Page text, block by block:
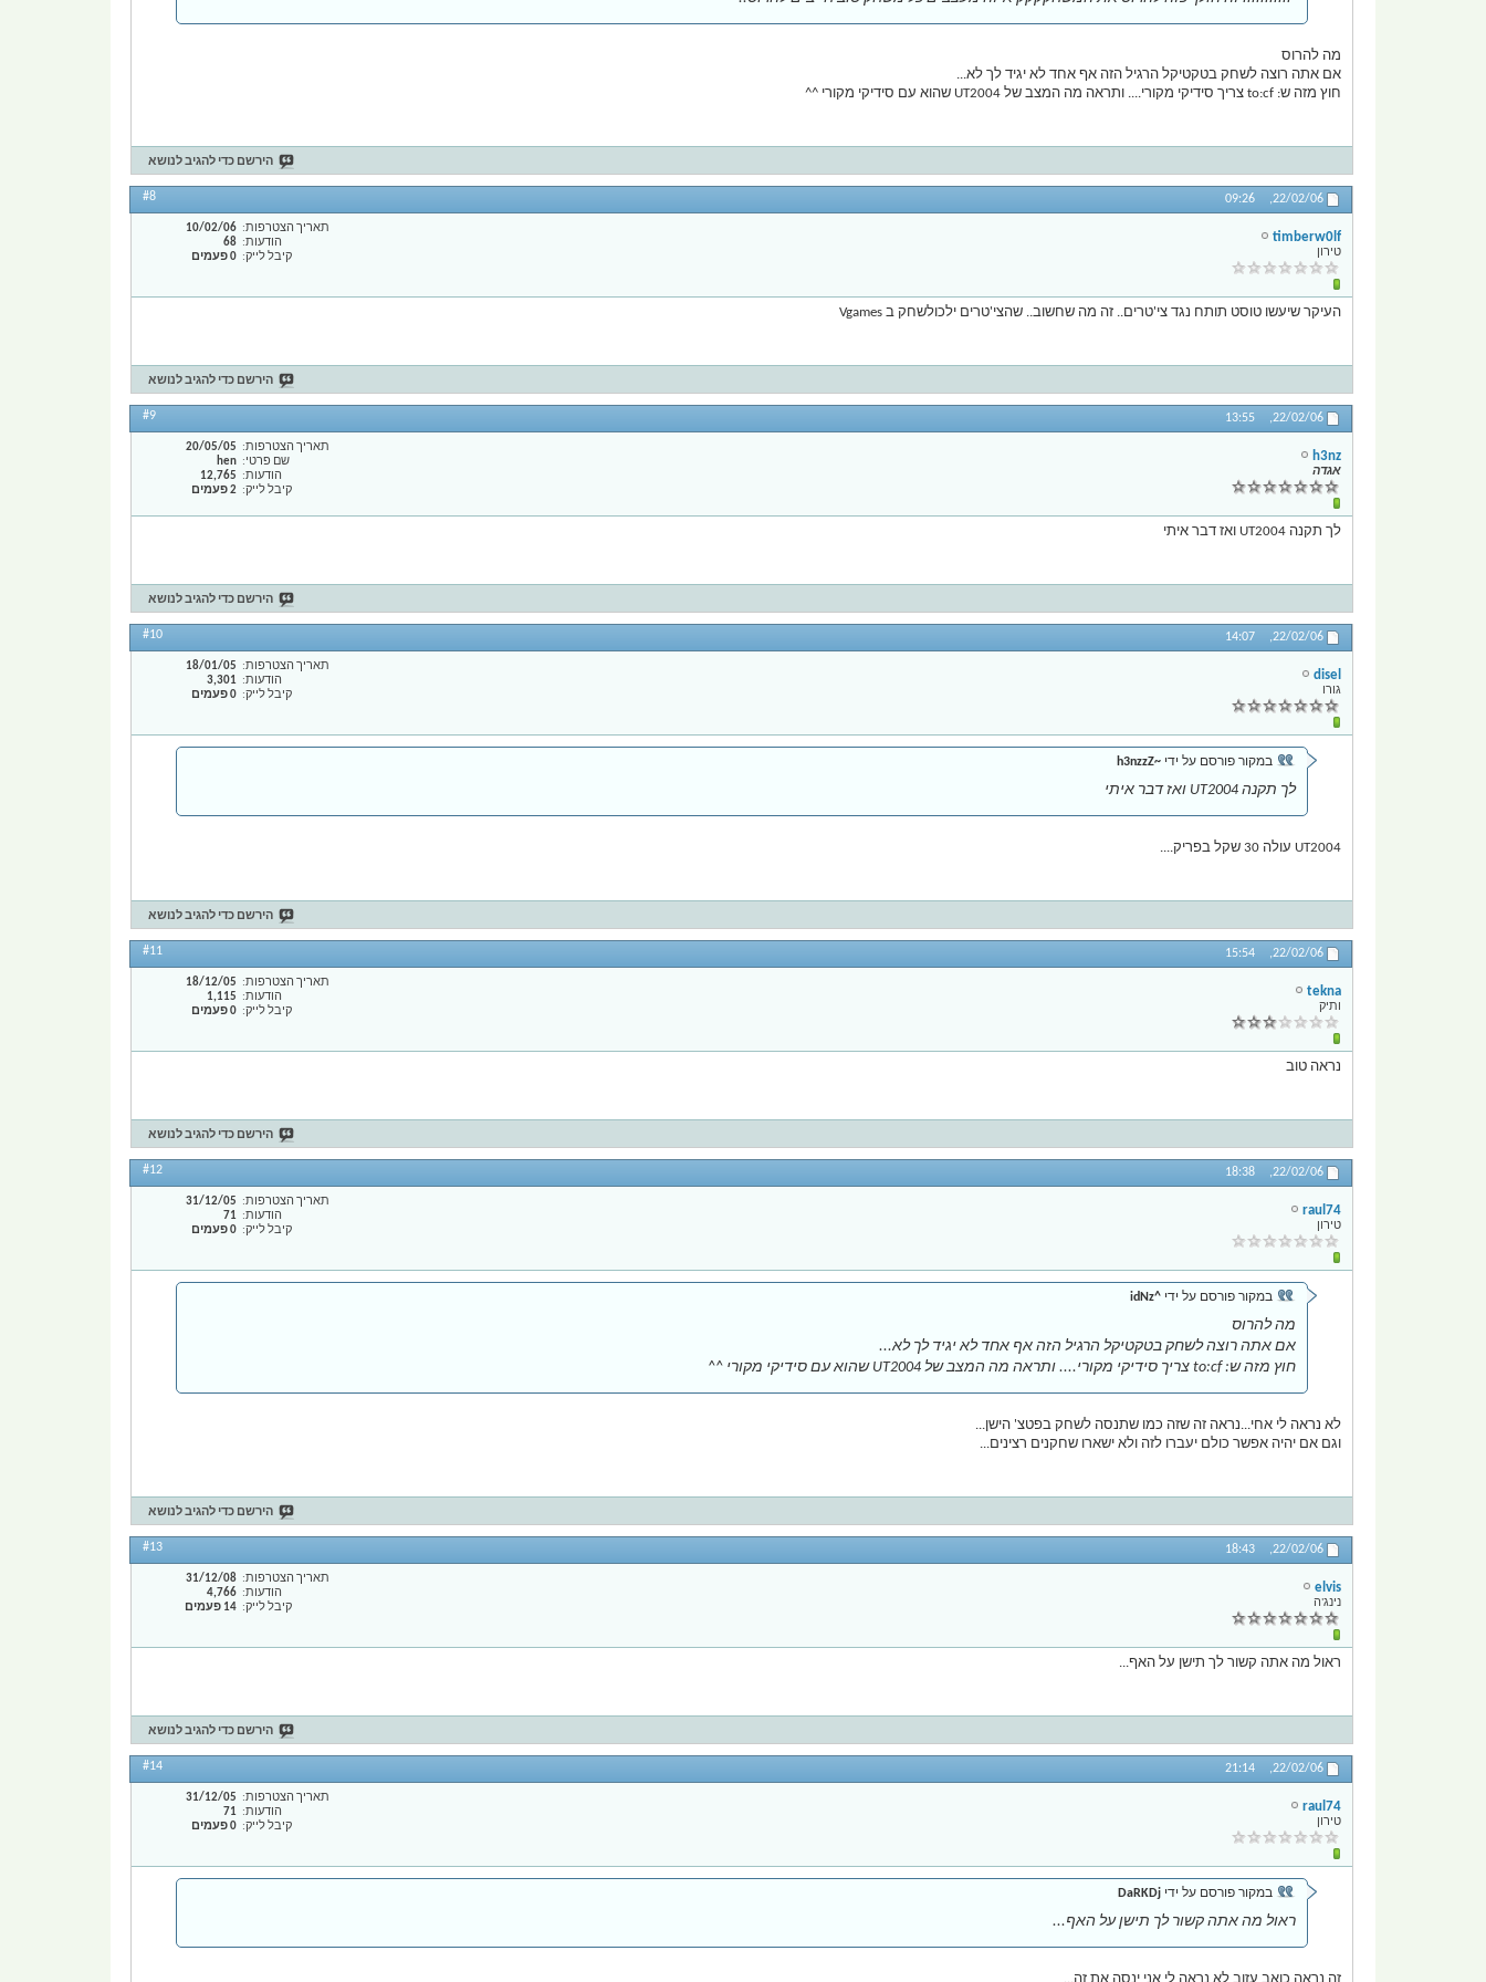
מה להרוס
אם אתה רוצה לשחק בטקטיקל הרגיל הזה אף אחד לא יגיד לך לא...
חוץ מזה ש: to:cf צריך סידיקי מקורי.... ותראה מה המצב של UT2004 שהוא עם סידיקי מקורי ^^
הירשם כדי להגיב לנושא
22/02/06,
09:26
#8
timberw0lf
טירון
תאריך הצטרפות
10/02/06
הודעות
68
קיבל לייק
0 פעמים
העיקר שיעשו טוסט תותח נגד צי'טרים.. זה מה שחשוב.. שהצי'טרים ילכולשחק ב Vgames
הירשם כדי להגיב לנושא
22/02/06,
13:55
#9
h3nz
אגדה
תאריך הצטרפות
20/05/05
שם פרטי
hen
הודעות
12,765
קיבל לייק
2 פעמים
לך תקנה UT2004 ואז דבר איתי
הירשם כדי להגיב לנושא
22/02/06,
14:07
#10
disel
גורו
תאריך הצטרפות
18/01/05
הודעות
3,301
קיבל לייק
0 פעמים
במקור פורסם על ידי ~h3nzzZ
לך תקנה UT2004 ואז דבר איתי
UT2004 עולה 30 שקל בפריק....
הירשם כדי להגיב לנושא
22/02/06,
15:54
#11
tekna
ותיק
תאריך הצטרפות
18/12/05
הודעות
1,115
קיבל לייק
0 פעמים
נראה טוב
הירשם כדי להגיב לנושא
22/02/06,
18:38
#12
raul74
טירון
תאריך הצטרפות
31/12/05
הודעות
71
קיבל לייק
0 פעמים
במקור פורסם על ידי ^idNz
מה להרוס
אם אתה רוצה לשחק בטקטיקל הרגיל הזה אף אחד לא יגיד לך לא...
חוץ מזה ש: to:cf צריך סידיקי מקורי.... ותראה מה המצב של UT2004 שהוא עם סידיקי מקורי ^^
לא נראה לי אחי...נראה זה שזה כמו שתנסה לשחק בפטצ' הישן...
וגם אם יהיה אפשר כולם יעברו לזה ולא ישארו שחקנים רצינים...
הירשם כדי להגיב לנושא
22/02/06,
18:43
#13
elvis
נינג'ה
תאריך הצטרפות
31/12/08
הודעות
4,766
קיבל לייק
14 פעמים
ראול מה אתה קשור לך תישן על האף...
הירשם כדי להגיב לנושא
22/02/06,
21:14
#14
raul74
טירון
תאריך הצטרפות
31/12/05
הודעות
71
קיבל לייק
0 פעמים
במקור פורסם על ידי DaRKDj
ראול מה אתה קשור לך תישן על האף...